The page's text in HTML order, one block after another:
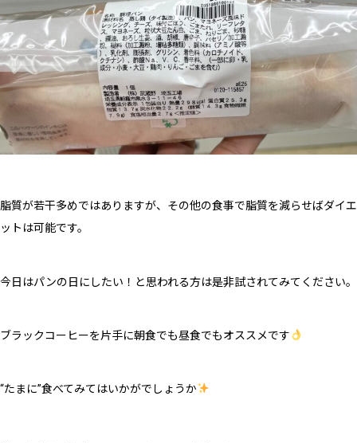
脂質が若干多めではありますが、その他の食事で脂質を減らせばダイエ
ットは可能です。
今日はパンの日にしたい！と思われる方は是非試されてみてください。
ブラックコーヒーを片手に朝食でも昼食でもオススメです
“たまに”食べてみてはいかがでしょうか